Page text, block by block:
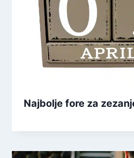
Najbolje fore za